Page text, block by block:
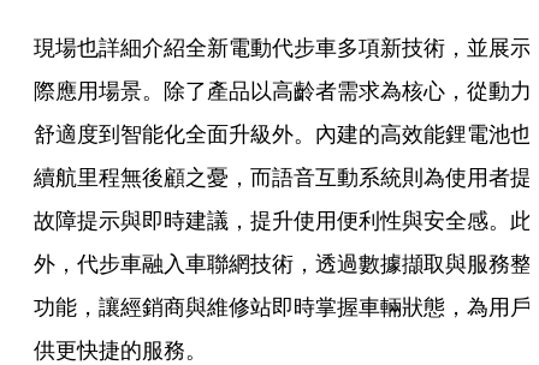
現場也詳細介紹全新電動代步車多項新技術，並展示
際應用場景。除了產品以高齡者需求為核心，從動力
舒適度到智能化全面升級外。內建的高效能鋰電池也
續航里程無後顧之憂，而語音互動系統則為使用者提
故障提示與即時建議，提升使用便利性與安全感。此
外，代步車融入車聯網技術，透過數據擷取與服務整
功能，讓經銷商與維修站即時掌握車輛狀態，為用戶
供更快捷的服務。